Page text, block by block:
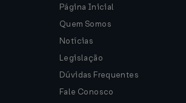
Página Inicial
Quem Somos
Notícias
Legislação
Dúvidas Frequentes
Fale Conosco